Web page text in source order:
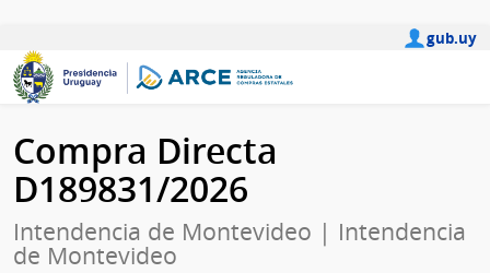
gub.uy
Compra Directa
D189831/2026
Intendencia de Montevideo | Intendencia
de Montevideo